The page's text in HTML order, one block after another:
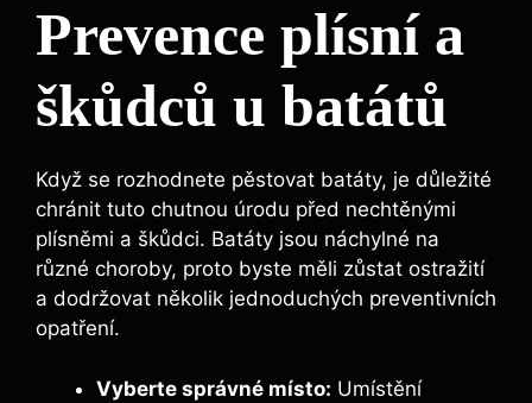
Prevence plísní a
škůdců​ u batátů
Když se rozhodnete ⁤pěstovat batáty, je důležité
chránit tuto chutnou úrodu před nechtěnými
plísněmi a škůdci. Batáty jsou náchylné ⁣na⁣
různé choroby,⁢ proto byste ⁣měli zůstat ostražití
a dodržovat‍ několik ⁣jednoduchých​ preventivních
opatření.
Vyberte správné místo: Umístění